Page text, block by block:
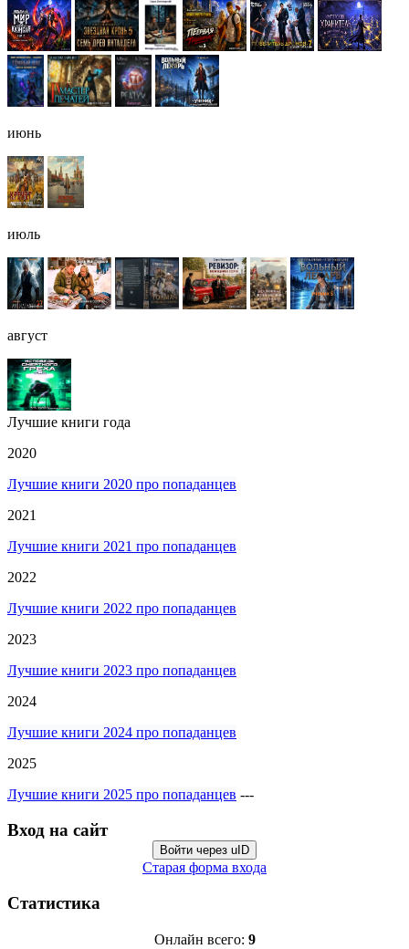
июнь
июль
август
Лучшие книги года
2020
Лучшие книги 2020 про попаданцев
2021
Лучшие книги 2021 про попаданцев
2022
Лучшие книги 2022 про попаданцев
2023
Лучшие книги 2023 про попаданцев
2024
Лучшие книги 2024 про попаданцев
2025
Лучшие книги 2025 про попаданцев ---
Вход на сайт
Войти через uID
Старая форма входа
Статистика
Онлайн всего: 9